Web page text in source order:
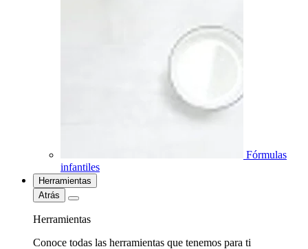
Fórmulas
infantiles
Herramientas
Atrás
Herramientas
Conoce todas las herramientas que tenemos para ti